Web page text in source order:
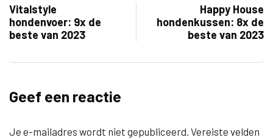
Vitalstyle
hondenvoer: 9x de
beste van 2023
Happy House
hondenkussen: 8x de
beste van 2023
Geef een reactie
Je e-mailadres wordt niet gepubliceerd. Vereiste velden